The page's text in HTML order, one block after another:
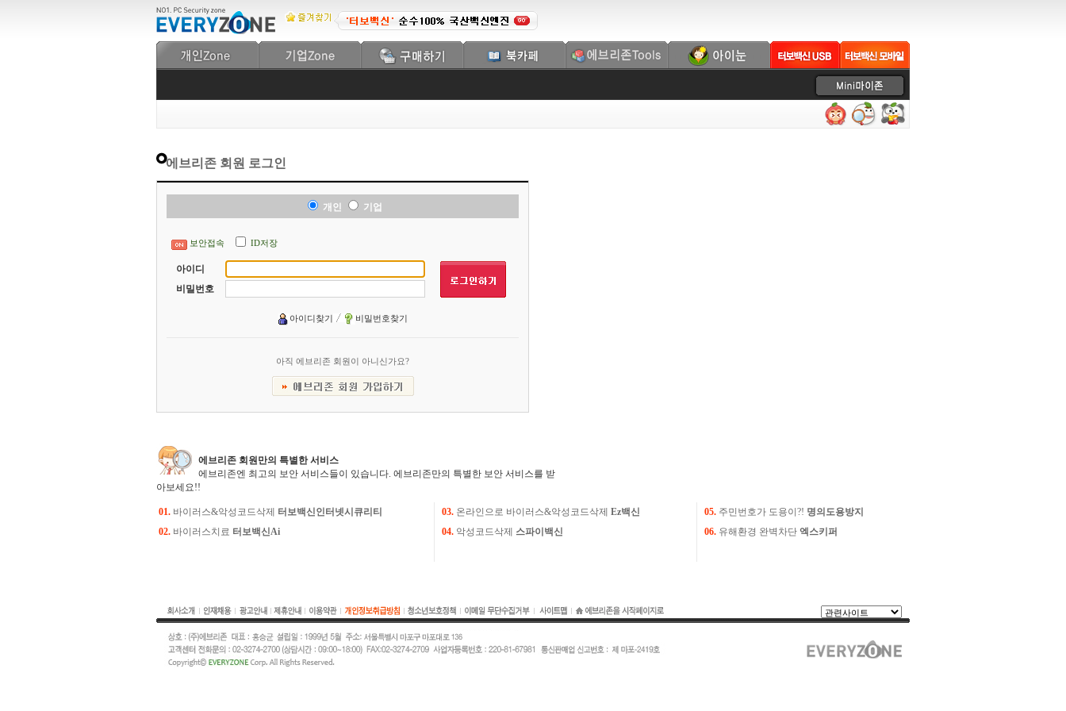
에브리존 회원 로그인
개인 기업
보안접속 ID저장
아이디
비밀번호
아이디찾기 비밀번호찾기
아직 에브리존 회원이 아니신가요?
에브리존 회원만의 특별한 서비스
에브리존엔 최고의 보안 서비스들이 있습니다. 에브리존만의 특별한 보안 서비스를 받
아보세요!!
01. 바이러스&악성코드삭제 터보백신인터넷시큐리티 03. 온라인으로 바이러스&악성코드삭제 Ez백신 05. 주민번호가 도용이?! 명의도용방지
02. 바이러스치료 터보백신Ai 04. 악성코드삭제 스파이백신 06. 유해환경 완벽차단 엑스키퍼